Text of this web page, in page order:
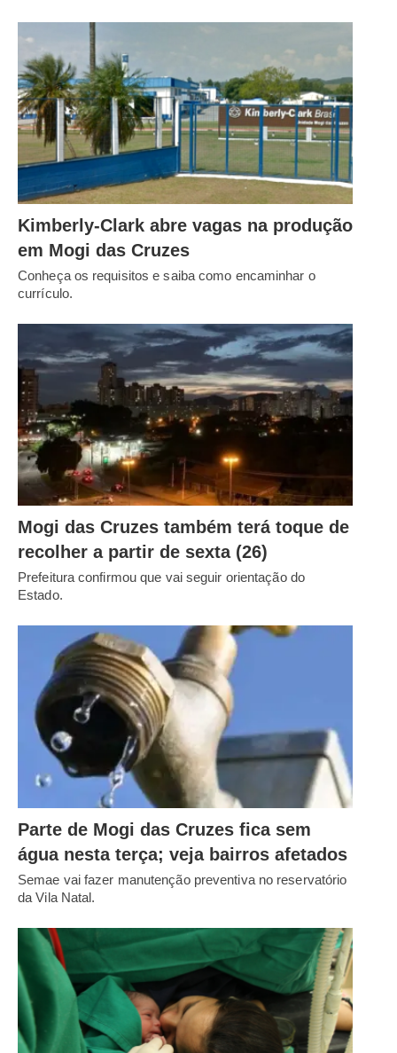
Kimberly-Clark abre vagas na produção
em Mogi das Cruzes
Conheça os requisitos e saiba como encaminhar o
currículo.
Mogi das Cruzes também terá toque de
recolher a partir de sexta (26)
Prefeitura confirmou que vai seguir orientação do
Estado.
Parte de Mogi das Cruzes fica sem
água nesta terça; veja bairros afetados
Semae vai fazer manutenção preventiva no reservatório
da Vila Natal.